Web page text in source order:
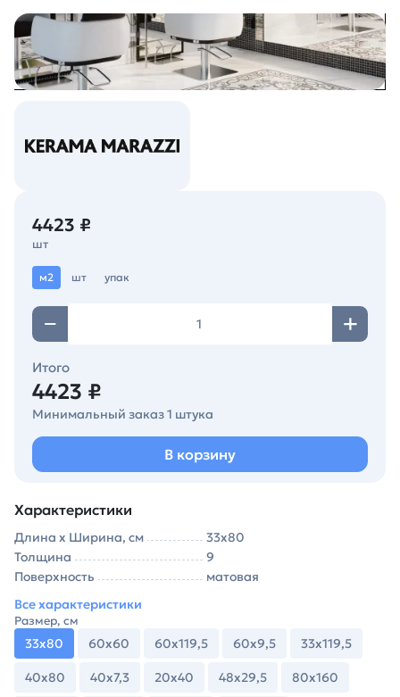
4423 ₽
шт
м2 шт упак
Итого
4423 ₽
Минимальный заказ 1 штука
В корзину
Характеристики
Длина х Ширина, см
33х80
Толщина
9
Поверхность
матовая
Все характеристики
Размер, см
33х80 60х60 60х119,5 60х9,5 33х119,5
40х80 40х7,3 20х40 48х29,5 80х160